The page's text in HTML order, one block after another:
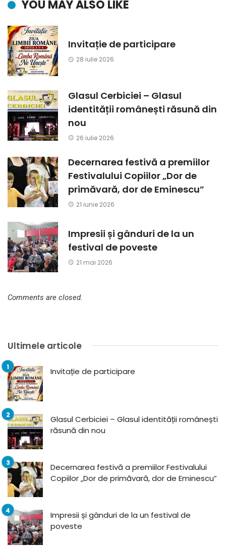
YOU MAY ALSO LIKE
Invitație de participare
28 iulie 2026
Glasul Cerbiciei – Glasul
identității românești răsună din
nou
26 iulie 2026
Decernarea festivă a premiilor
Festivalului Copiilor „Dor de
primăvară, dor de Eminescu”
21 iunie 2026
Impresii și gânduri de la un
festival de poveste
21 mai 2026
Comments are closed.
Ultimele articole
Invitație de participare
Glasul Cerbiciei – Glasul identității românești
răsună din nou
Decernarea festivă a premiilor Festivalului
Copiilor „Dor de primăvară, dor de Eminescu”
Impresii și gânduri de la un festival de
poveste